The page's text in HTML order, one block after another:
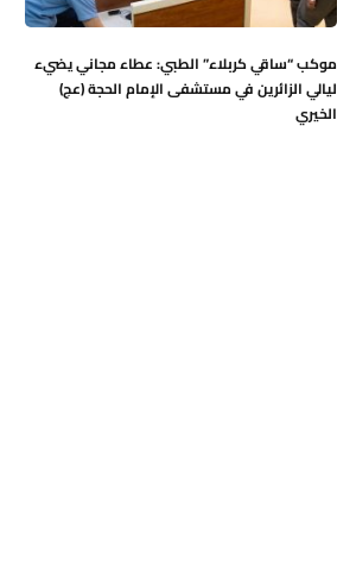
موكب “ساقي كربلاء” الطبي: عطاء مجاني يضيء
ليالي الزائرين في مستشفى الإمام الحجة (عج)
الخيري